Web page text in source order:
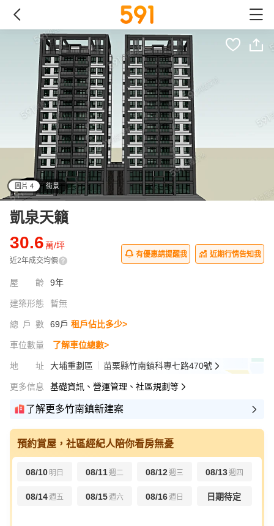
圖片 4 街景
凱泉天籟
30.6萬/坪
近2年成交均價
有優惠請提醒我 近期行情告知我
屋齡 9年
建築形態 暫無
總戶數 69戶 租戶佔比多少>
車位數量 了解車位總數>
地址 大埔重劃區 苗栗縣竹南鎮科專七路470號
更多信息 基礎資訊、營運管理、社區規劃等
了解更多竹南鎮新建案
預約賞屋，社區經紀人陪你看房無憂
08/10 明日 08/11週二 08/12週三 08/13週四
08/14週五 08/15週六 08/16週日 日期待定